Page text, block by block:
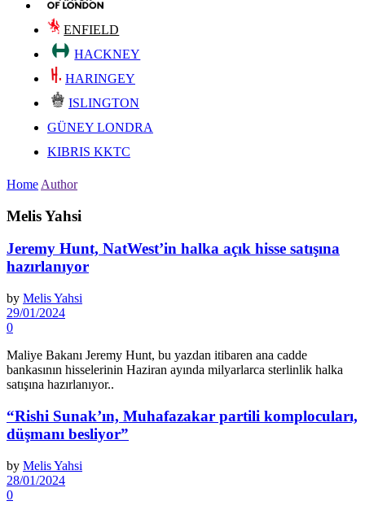
ENFIELD
HACKNEY
HARINGEY
ISLINGTON
GÜNEY LONDRA
KIBRIS KKTC
Home Author
Melis Yahsi
Jeremy Hunt, NatWest’in halka açık hisse satışına
hazırlanıyor
by Melis Yahsi
29/01/2024
0
Maliye Bakanı Jeremy Hunt, bu yazdan itibaren ana cadde
bankasının hisselerinin Haziran ayında milyarlarca sterlinlik halka
satışına hazırlanıyor..
“Rishi Sunak’ın, Muhafazakar partili komplocuları,
düşmanı besliyor”
by Melis Yahsi
28/01/2024
0